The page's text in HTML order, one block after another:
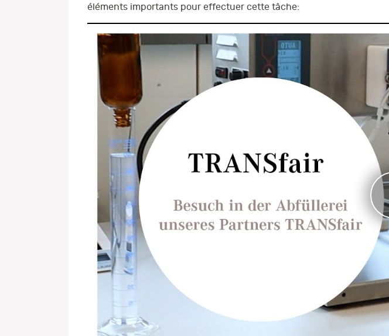
éléments importants pour effectuer cette tâche: